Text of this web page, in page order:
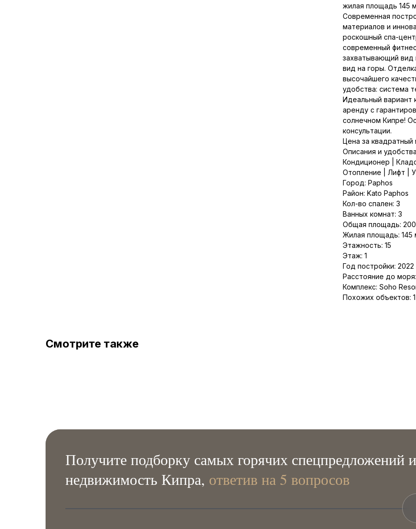
жилая площадь 145
Современная
материалов и
роскошный спа-
современный
захватывающий вид
вид на горы.
высочайшего
удобства: система
Идеальный вариант
аренду с
солнечном Кипре!
консультации.
Цена за квадратный
Описания и
Кондиционер |
Отопление | Лифт |
Город: Paphos
Район: Kato Paphos
Кол-во спален: 3
Ванных комнат: 3
Общая площадь:
Жилая площадь: 145
Этажность: 15
Этаж: 1
Год постройки: 2022
Расстояние до
Комплекс: Soho
Похожих объектов: 1
Смотрите также
Получите подборку самых горячих спецпредложений
недвижимость Кипра, ответив на 5 вопросов